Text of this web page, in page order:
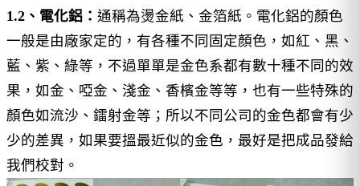
1.2、電化鋁： 通稱為燙金紙、金箔紙。電化鋁的顏色
一般是由廠家定的，有各種不同固定顏色，如紅、黑、
藍、紫、綠等，不過單單是金色系都有數十種不同的效
果，如金、啞金、淺金、香檳金等等，也有一些特殊的
顏色如流沙、鐳射金等；所以不同公司的金色都會有少
少的差異，如果要搵最近似的金色，最好是把成品發給
我們校對。